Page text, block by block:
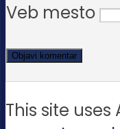
Veb mesto
This site